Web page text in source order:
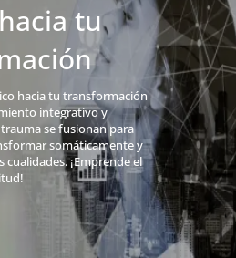
tu
hacia tu transformación
integrativo y
se fusionan para
somáticamente y
¡Emprende el
en
de Trauma y
para prevenir, conocer
innatas del ser
y recuperación de
o traumáticas